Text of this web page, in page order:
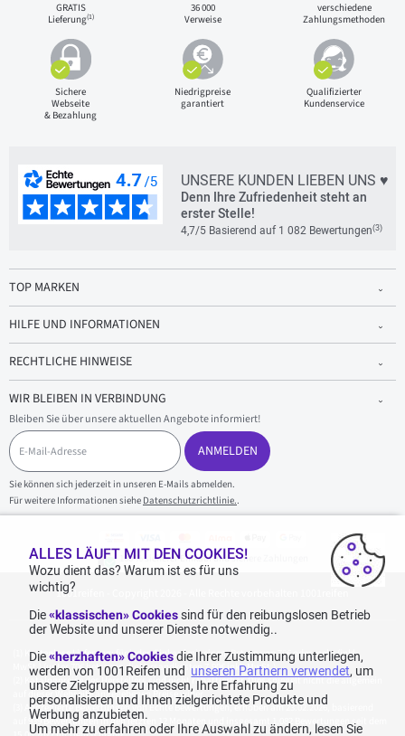
GRATIS
Lieferung(1)
36 000
Verweise
verschiedene
Zahlungsmethoden
Sichere
Webseite
& Bezahlung
Niedrigpreise
garantiert
Qualifizierter
Kundenservice
UNSERE KUNDEN LIEBEN UNS ♥
Denn Ihre Zufriedenheit steht an
erster Stelle!
4,7/5 Basierend auf 1 082 Bewertungen(3)
TOP MARKEN
HILFE UND INFORMATIONEN
RECHTLICHE HINWEISE
WIR BLEIBEN IN VERBINDUNG
Bleiben Sie über unsere aktuellen Angebote informiert!
E
-
M
a
i
l
ANMELDEN
Sie können sich jederzeit in unseren E-Mails abmelden.
Für weitere Informationen siehe Datenschutzrichtlinie..
100 % sicherer Einkauf und sichere Zahlungen
1001reifen - Copyright 2026 - Alle Rechte vorbehalten 1001reifen
Kostenlose Lieferung: für jeden Einkauf mit einem Betrag von 70€ oder mehr (inkl.
MwSt.) (unter 70€ betragen die Versandkosten 7,90€ inkl. MwSt.).
Katalogpreise des Herstellers sind nicht rabattierbar. Dies spiegelt nicht die allgemein
auf dieser Webseite angegebenen Preise wider.
Aggregierte Bewertungen von Echte Bewertungen, erhoben am 23.02.2026, basierend
auf 939 Bewertungen in den letzten 12 Monaten und insgesamt 1.082 Bewertungen seit dem
ALLES LÄUFT MIT DEN COOKIES!
Wozu dient das? Warum ist es für uns
wichtig?
Die«klassischen» Cookiessind für den reibungslosen Betrieb
der Website und unserer Dienste notwendig..
Die«herzhaften» Cookies die Ihrer Zustimmung unterliegen,
werden von 1001Reifen und unseren Partnern verwendet, um
unsere Zielgruppe zu messen, Ihre Erfahrung zu
personalisieren und Ihnen zielgerichtete Produkte und
Werbung anzubieten.
Um mehr zu erfahren oder Ihre Auswahl zu ändern, lesen Sie